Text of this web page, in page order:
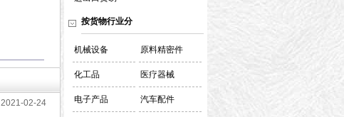
2021-02-24
按货物行业分
机械设备 原料精密件
化工品 医疗器械
电子产品 汽车配件